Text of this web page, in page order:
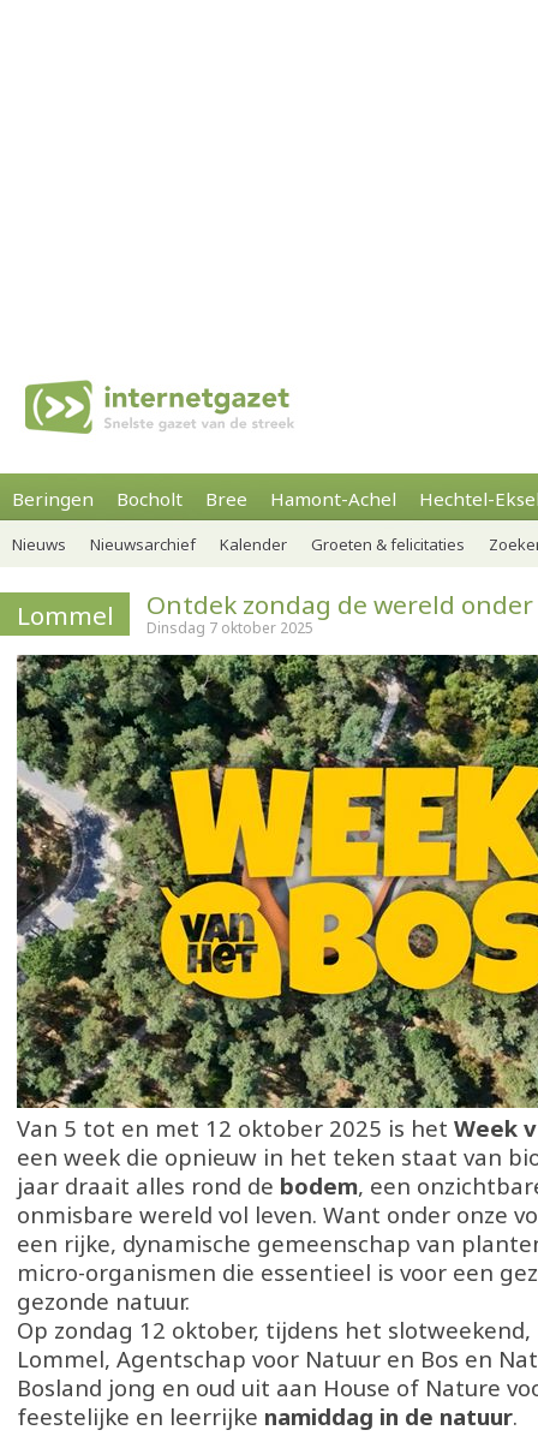
Beringen Bocholt Bree Hamont-Achel Hechtel-
Nieuws Nieuwsarchief Kalender Groeten & felicitaties
Lommel Ontdek zondag de wereld
Dinsdag 7 oktober 2025
Van 5 tot en met 12 oktober 2025 is het Week
een week die opnieuw in het teken staat van
jaar draait alles rond de bodem, een
onmisbare wereld vol leven. Want onder onze
een rijke, dynamische gemeenschap van
micro-organismen die essentieel is voor een
gezonde natuur.
Op zondag 12 oktober, tijdens het
Lommel, Agentschap voor Natuur en Bos en
Bosland jong en oud uit aan House of Nature
feestelijke en leerrijke namiddag in de natuur.